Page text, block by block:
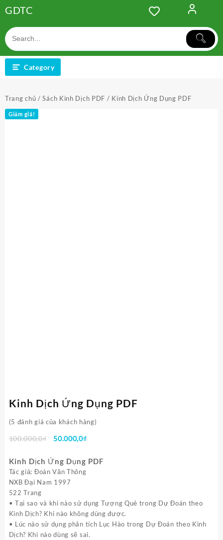
to
content
GDTC
Category
Trang chủ /Sách Kinh Dịch PDF / Kinh Dịch Ứng Dụng PDF
Giảm giá!
Kinh Dịch Ứng Dụng PDF
(5 đánh giá của khách hàng)
100.000,0₫
Giá
là:
100.000,0₫.
50.000,0₫Giá
tại
Kinh Dịch Ứng Dụng PDF
Tác giả: Đoàn Văn Thông
NXB Đại Nam 1997
522 Trang
• Tại sao và khi nào sử dụng Tượng Quẻ trong Dự Đoán theo
Kinh Dịch? Khi nào không dùng được.
• Lúc nào sử dụng phân tích Lục Hào trong Dự Đoán theo Kinh
Dịch? Khi nào dùng sẽ sai.